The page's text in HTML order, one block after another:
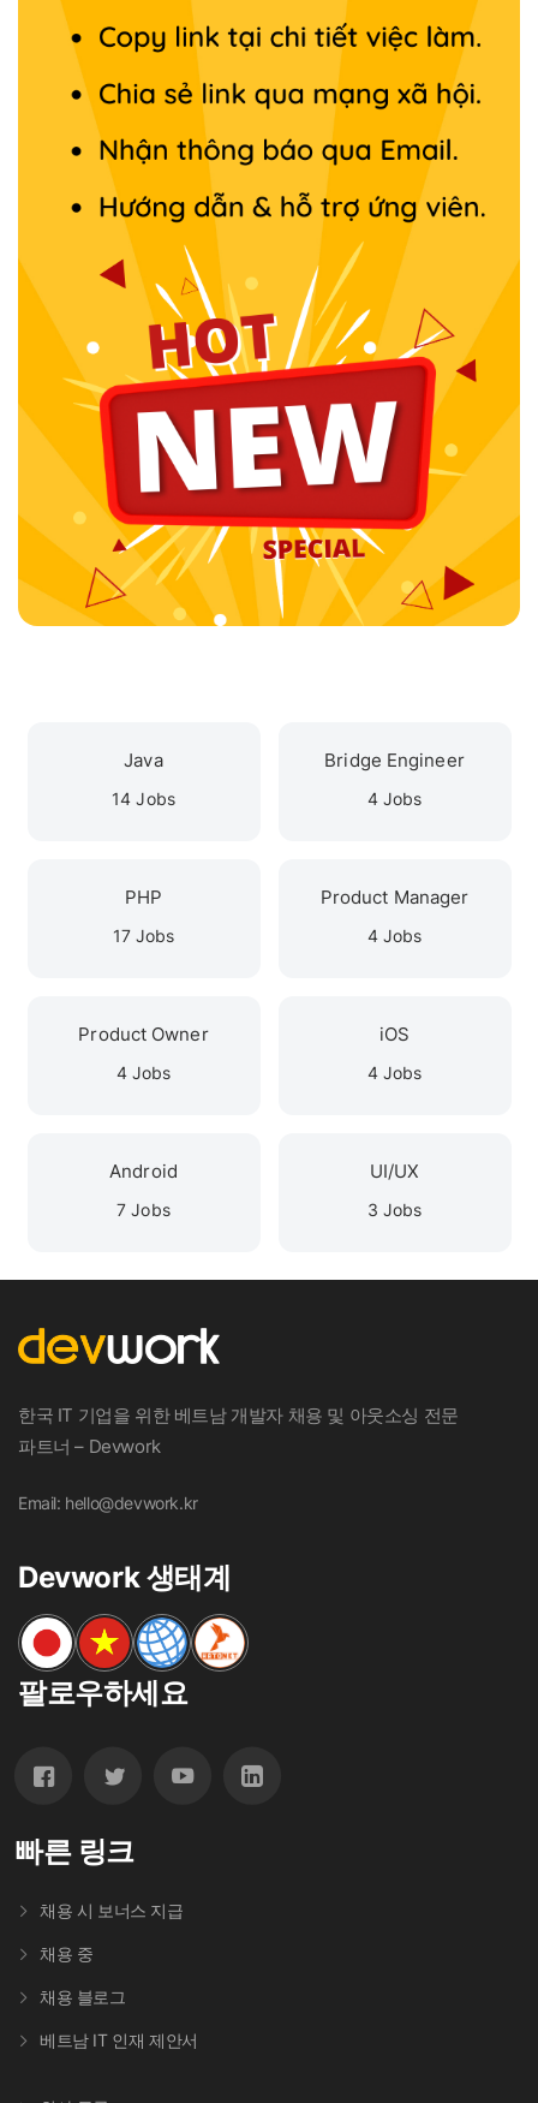
Java
14 Jobs
Bridge Engineer
4 Jobs
PHP
17 Jobs
Product Manager
4 Jobs
Product Owner
4 Jobs
iOS
4 Jobs
Android
7 Jobs
UI/UX
3 Jobs
한국 IT 기업을 위한 베트남 개발자 채용 및 아웃소싱 전문
파트너 – Devwork
Email: hello@devwork.kr
Devwork 생태계
팔로우하세요
빠른 링크
채용 시 보너스 지급
채용 중
채용 블로그
베트남 IT 인재 제안서